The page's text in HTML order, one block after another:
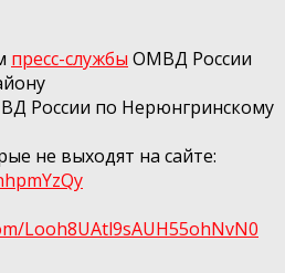
пресс-службы ОМВД России
России по Нерюнгринскому
не выходят на сайте:
Looh8UAtl9sAUH55ohNvN0